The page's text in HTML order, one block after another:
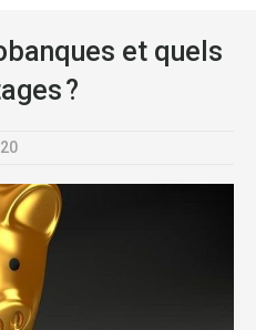
et quels
?